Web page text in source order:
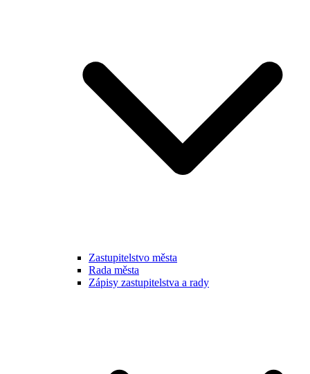
Zastupitelstvo města
Rada města
Zápisy zastupitelstva a rady